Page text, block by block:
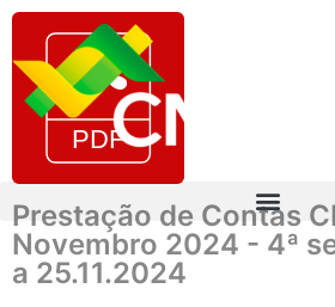
Prestação de Contas
Novembro 2024 - 4ª
a 25.11.2024